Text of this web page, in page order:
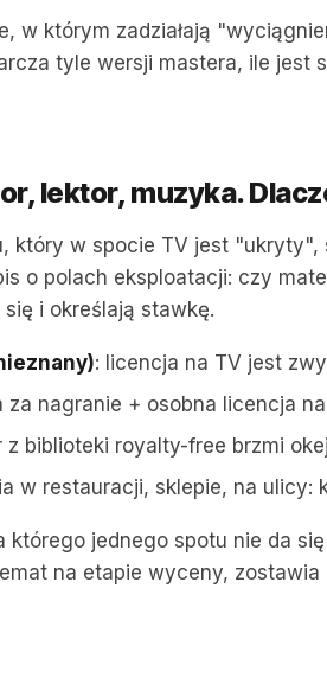
w którym zadziałają
tyle wersji mastera, ile jest
lektor, muzyka.
który w spocie TV jest "ukryty",
o polach eksploatacji: czy
i określają stawkę.
: licencja na TV jest
za nagranie + osobna licencja
z biblioteki royalty-free brzmi
w restauracji, sklepie, na ulicy:
którego jednego spotu nie da
na etapie wyceny,